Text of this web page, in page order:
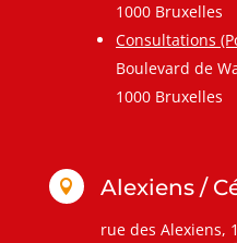
1000 Bruxelles
Consultations
Boulevard de
1000 Bruxelles
 Alexiens /
rue des Alexiens,